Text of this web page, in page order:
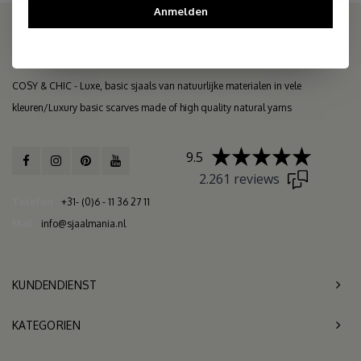
COSY & CHIC - Luxe, basic sjaals van natuurlijke materialen in vele
kleuren/Luxury basic scarves made of high quality natural yarns
+31- (0)6 - 11 36 27 11
info@sjaalmania.nl
9.5
2.261 reviews
KUNDENDIENST
KATEGORIEN
Anmelden